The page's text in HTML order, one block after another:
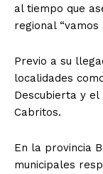
al tiempo que
regional
Previo a su
localidades
Descubierta y el
Cabritos.
En la provincia
municipales